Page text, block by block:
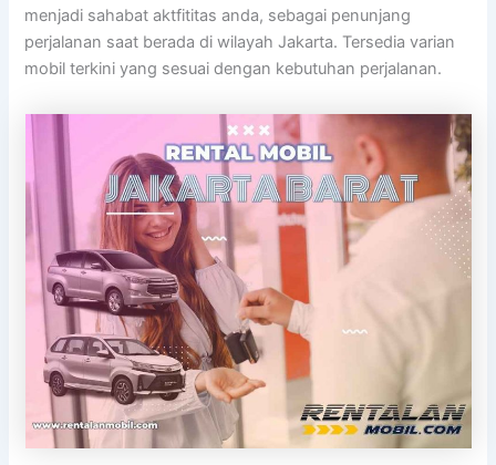
menjadi sahabat aktfititas anda, sebagai penunjang
perjalanan saat berada di wilayah Jakarta. Tersedia varian
mobil terkini yang sesuai dengan kebutuhan perjalanan.